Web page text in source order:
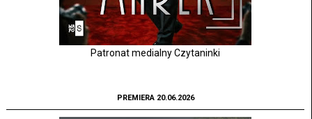
Patronat medialny Czytaninki
PREMIERA 20.06.2026